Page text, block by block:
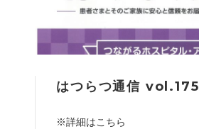
はつらつ通信 vol.175
※詳細はこちら